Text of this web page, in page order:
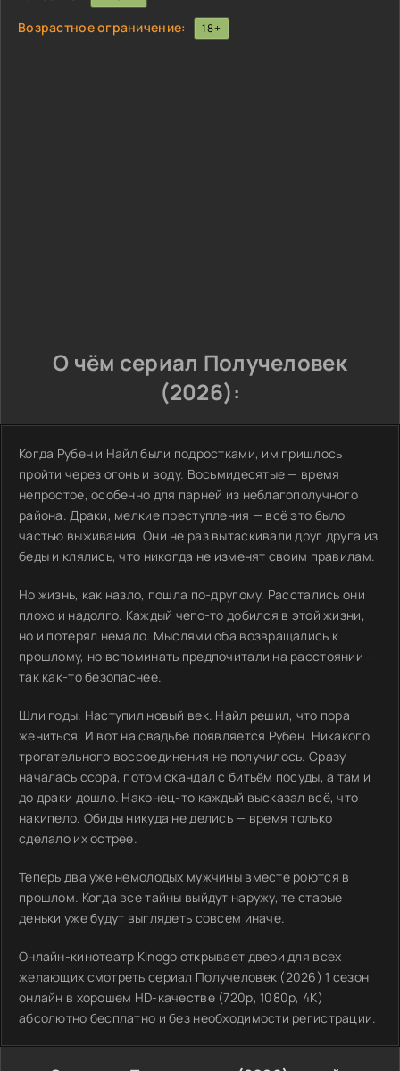
Возрастное ограничение: 18+
О чём сериал Получеловек
(2026):
Когда Рубен и Найл были подростками, им пришлось
пройти через огонь и воду. Восьмидесятые — время
непростое, особенно для парней из неблагополучного
района. Драки, мелкие преступления — всё это было
частью выживания. Они не раз вытаскивали друг друга из
беды и клялись, что никогда не изменят своим правилам.
Но жизнь, как назло, пошла по-другому. Расстались они
плохо и надолго. Каждый чего-то добился в этой жизни,
но и потерял немало. Мыслями оба возвращались к
прошлому, но вспоминать предпочитали на расстоянии —
так как-то безопаснее.
Шли годы. Наступил новый век. Найл решил, что пора
жениться. И вот на свадьбе появляется Рубен. Никакого
трогательного воссоединения не получилось. Сразу
началась ссора, потом скандал с битьём посуды, а там и
до драки дошло. Наконец-то каждый высказал всё, что
накипело. Обиды никуда не делись — время только
сделало их острее.
Теперь два уже немолодых мужчины вместе роются в
прошлом. Когда все тайны выйдут наружу, те старые
деньки уже будут выглядеть совсем иначе.
Онлайн-кинотеатр Kinogo открывает двери для всех
желающих смотреть сериал Получеловек (2026) 1 сезон
онлайн в хорошем HD-качестве (720p, 1080p, 4K)
абсолютно бесплатно и без необходимости регистрации.